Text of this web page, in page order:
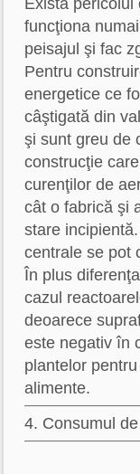
Există pericolul
funcţiona
peisajul şi fac
Pentru
energetice ce
câştigată din
şi sunt greu de
construcţie
curenţilor de
cât o fabrică şi
stare
centrale se pot
În plus
cazul
deoarece
este negativ în
plantelor
alimente.
4. Consumul